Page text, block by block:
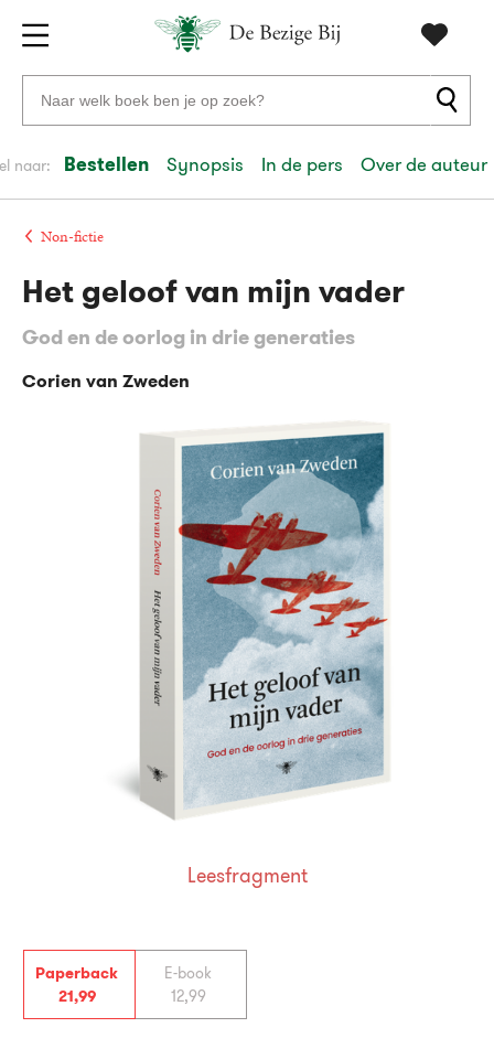
Gratis
verzending
vanaf
20
euro
Voor
23:59
volgendein
Veilig betalen
Gratis
retourneren
Zoeken
naar
auteurs
en
uitgevers
naar: Bestellen Synopsis In de pers Over de auteur
Non-fictie
Paperback
21,99
E-book
12,99
Het geloof van mijn vader
God en de oorlog in drie generaties
Corien van Zweden
Leesfragment